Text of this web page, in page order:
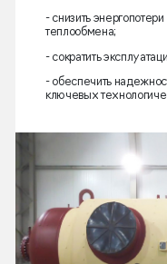
- снизить
теплообмена;
- сократить
- обеспечить
ключевых